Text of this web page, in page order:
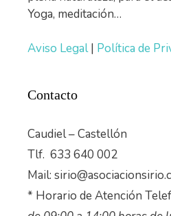
Yoga, meditación…
Aviso Legal| Política de
Contacto
Caudiel – Castellón
Tlf. 633 640 002
Mail:
* Horario de Atención